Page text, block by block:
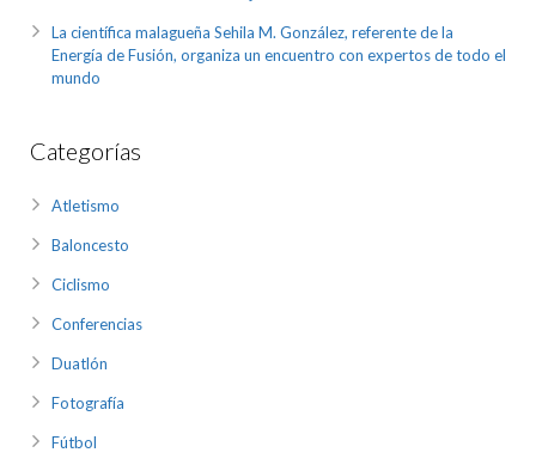
La científica malagueña Sehila M. González, referente de la
Energía de Fusión, organiza un encuentro con expertos de todo el
mundo
Categorías
Atletismo
Baloncesto
Ciclismo
Conferencias
Duatlón
Fotografía
Fútbol